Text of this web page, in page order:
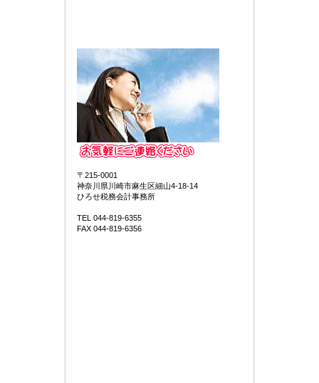
〒215-0001
神奈川県川崎市麻生区細山4-18-14
ひろせ税務会計事務所
TEL 044-819-6355
FAX 044-819-6356